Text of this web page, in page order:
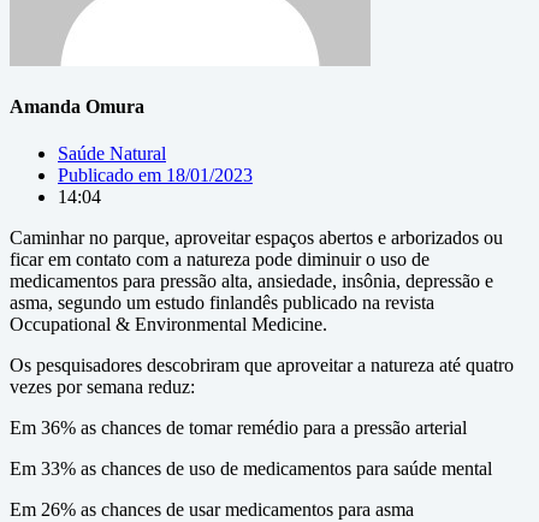
Amanda Omura
Saúde Natural
Publicado em 18/01/2023
14:04
Caminhar no parque, aproveitar espaços abertos e arborizados ou
ficar em contato com a natureza pode diminuir o uso de
medicamentos para pressão alta, ansiedade, insônia, depressão e
asma, segundo um estudo finlandês publicado na revista
Occupational & Environmental Medicine.
Os pesquisadores descobriram que aproveitar a natureza até quatro
vezes por semana reduz:
Em 36% as chances de tomar remédio para a pressão arterial
Em 33% as chances de uso de medicamentos para saúde mental
Em 26% as chances de usar medicamentos para asma